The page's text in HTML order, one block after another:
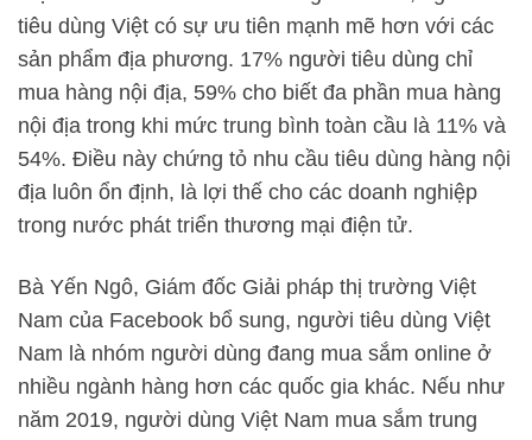
tiêu dùng Việt có sự ưu tiên mạnh mẽ hơn với các
sản phẩm địa phương. 17% người tiêu dùng chỉ
mua hàng nội địa, 59% cho biết đa phần mua hàng
nội địa trong khi mức trung bình toàn cầu là 11% và
54%. Điều này chứng tỏ nhu cầu tiêu dùng hàng nội
địa luôn ổn định, là lợi thế cho các doanh nghiệp
trong nước phát triển thương mại điện tử.
Bà Yến Ngô, Giám đốc Giải pháp thị trường Việt
Nam của Facebook bổ sung, người tiêu dùng Việt
Nam là nhóm người dùng đang mua sắm online ở
nhiều ngành hàng hơn các quốc gia khác. Nếu như
năm 2019, người dùng Việt Nam mua sắm trung